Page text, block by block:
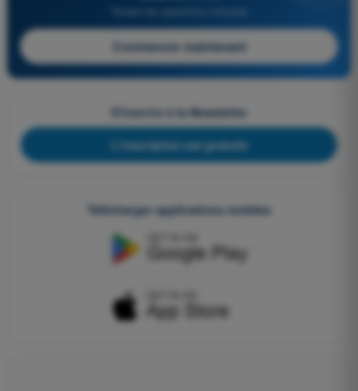
Commencer maintenant
S'inscrire à la Newsletter
L'inscription est gratuite
Télécharger applications mobiles